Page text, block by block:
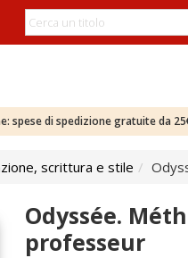
spese di spedizione gratuite da
scrittura e stile
Odyssée.
professeur